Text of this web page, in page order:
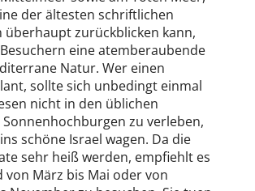
der ältesten schriftlichen
überhaupt zurückblicken kann,
eine atemberaubende
Natur. Wer einen
sollte sich unbedingt einmal
nicht in den üblichen
zu verleben,
schöne Israel wagen. Da die
sehr heiß werden, empfiehlt es
von März bis Mai oder von